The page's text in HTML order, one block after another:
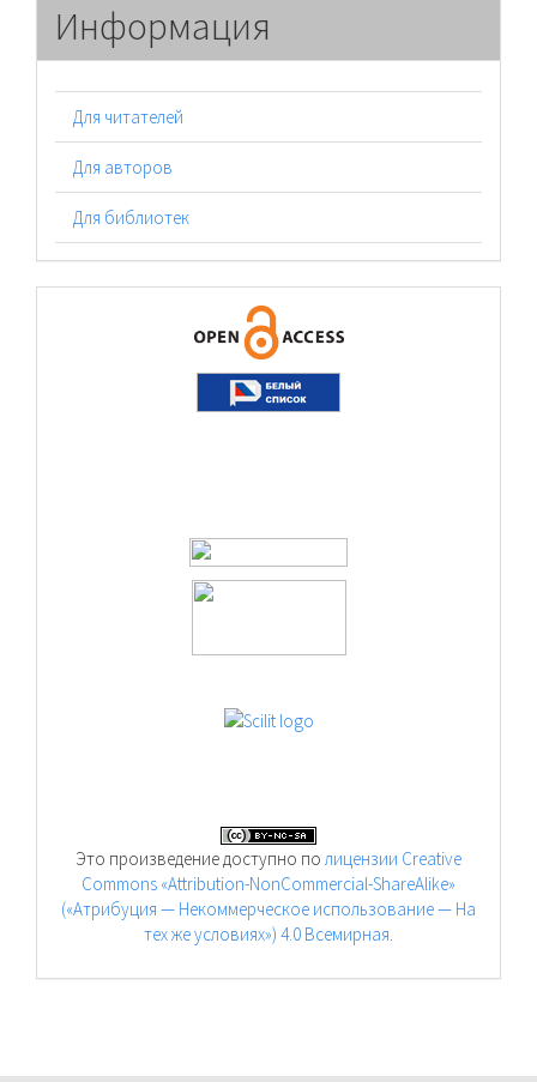
Информация
Для читателей
Для авторов
Для библиотек
Это произведение доступно полицензии Creative
Commons «Attribution-NonCommercial-ShareAlike»
(«Атрибуция — Некоммерческое использование — На
тех же условиях») 4.0 Всемирная.